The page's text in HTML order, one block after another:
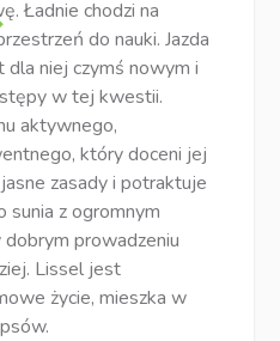
Ładnie chodzi na
do nauki. Jazda
niej czymś nowym i
w tej kwestii.
aktywnego,
który doceni jej
zasady i potraktuje
sunia z ogromnym
prowadzeniu
Lissel jest
życie, mieszka w